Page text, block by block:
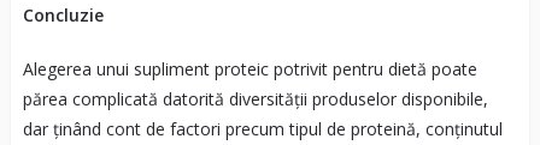
Concluzie
Alegerea unui supliment proteic potrivit pentru dietă poate
părea complicată datorită diversității produselor disponibile,
dar ținând cont de factori precum tipul de proteină, conținutul